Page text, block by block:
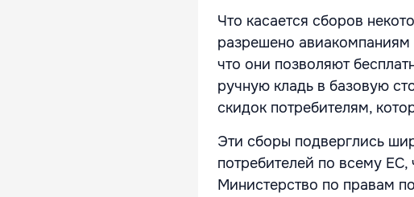
Что касается сборов
разрешено авиакомпаниям
что они позволяют
ручную кладь в базовую
скидок потребителям,
Эти сборы подверглись
потребителей по всему ЕС,
Министерство по правам